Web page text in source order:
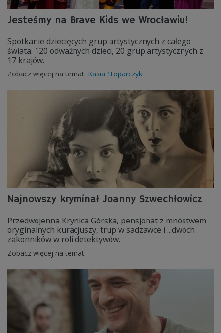
Jesteśmy na Brave Kids we Wrocławiu!
Spotkanie dziecięcych grup artystycznych z całego
świata. 120 odważnych dzieci, 20 grup artystycznych z
17 krajów.
Zobacz więcej na temat: Kasia Stoparczyk
Najnowszy kryminał Joanny Szwechłowicz
Przedwojenna Krynica Górska, pensjonat z mnóstwem
oryginalnych kuracjuszy, trup w sadzawce i ...dwóch
zakonników w roli detektywów.
Zobacz więcej na temat: